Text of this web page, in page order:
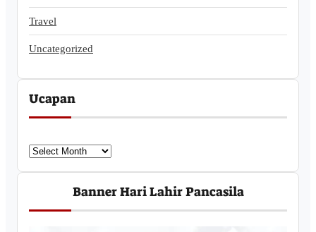
Travel
Uncategorized
Ucapan
U
c
a
Banner Hari Lahir Pancasila